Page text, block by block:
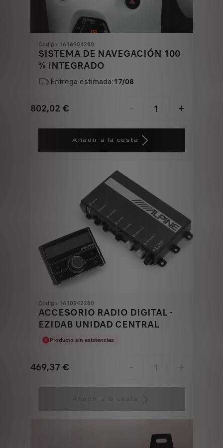
Codigo 1616904280
SISTEMA DE NAVEGACIÓN 100
% INTEGRADO
Entrega estimada:17/08
802,02 €
Price
- +
Quantity
Añadir a la cesta
Codigo 1610542280
ACCESORIO RADIO DIGITAL -
EZIDAB UNIDAD CENTRAL
Producto sin existencias
469,37 € - +